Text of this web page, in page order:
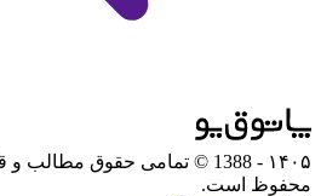
۱۴۰۵
- 1388 © تمامی حقوق مطالب
محفوظ است.